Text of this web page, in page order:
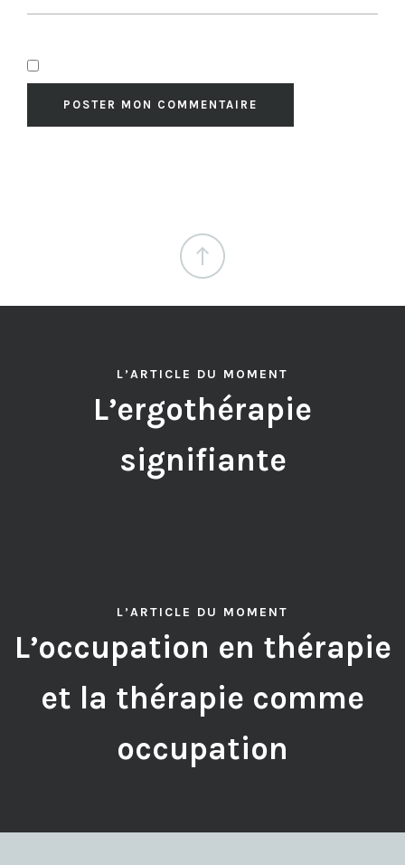
L’ARTICLE DU MOMENT
L’ergothérapie
signifiante
L’ARTICLE DU MOMENT
L’occupation en thérapie
et la thérapie comme
occupation